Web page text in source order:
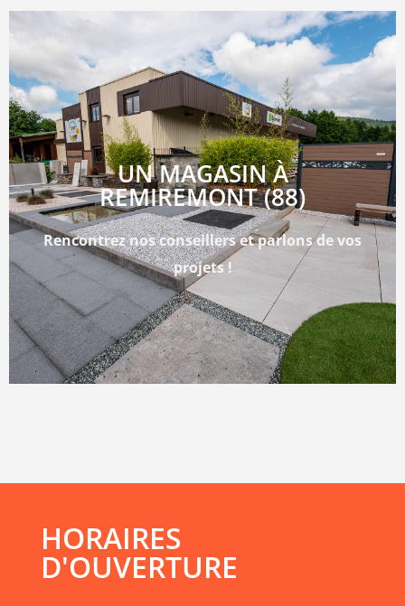
UN MAGASIN À
REMIREMONT (88)
Rencontrez nos conseillers et parlons de vos
projets !
HORAIRES
D'OUVERTURE